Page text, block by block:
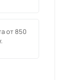
от 850